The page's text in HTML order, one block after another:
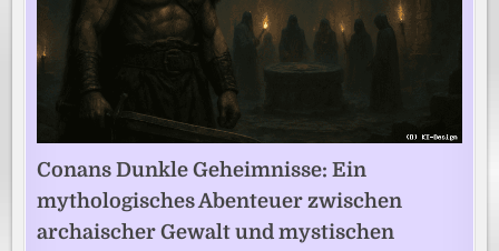
Conans Dunkle Geheimnisse: Ein
mythologisches Abenteuer zwischen
archaischer Gewalt und mystischen